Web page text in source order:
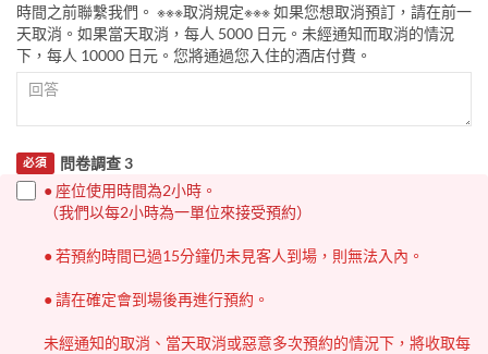
時間之前聯繫我們。 ※※※取消規定※※※ 如果您想取消預訂，請在前一
天取消。如果當天取消，每人 5000 日元。未經通知而取消的情況
下，每人 10000 日元。您將通過您入住的酒店付費。
問卷調查 3
必須
● 座位使用時間為2小時。
（我們以每2小時為一單位來接受預約）
● 若預約時間已過15分鐘仍未見客人到場，則無法入內。
● 請在確定會到場後再進行預約。
未經通知的取消、當天取消或惡意多次預約的情況下，將收取每